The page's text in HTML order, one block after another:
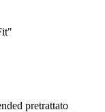
pretrattato